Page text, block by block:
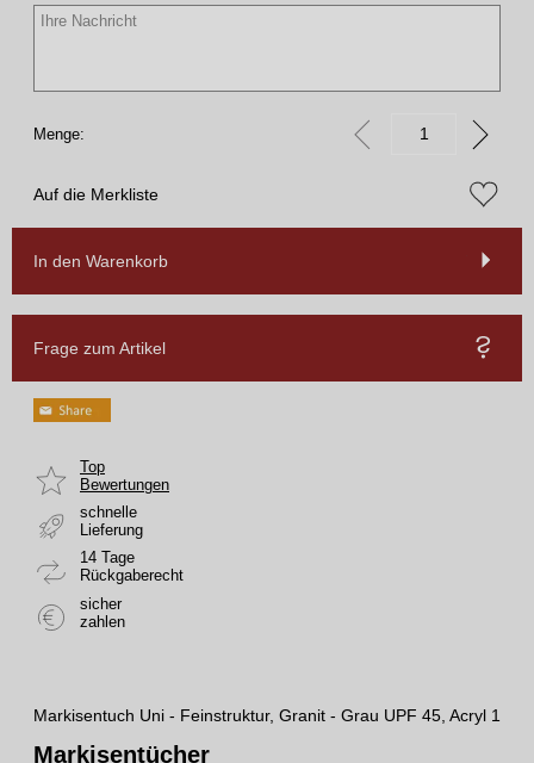
Menge:
Auf die Merkliste
In den Warenkorb
Frage zum Artikel
Top
Bewertungen
schnelle
Lieferung
14 Tage
Rückgaberecht
sicher
zahlen
Markisentuch Uni - Feinstruktur, Granit - Grau UPF 45, Acryl 1
Markisentücher